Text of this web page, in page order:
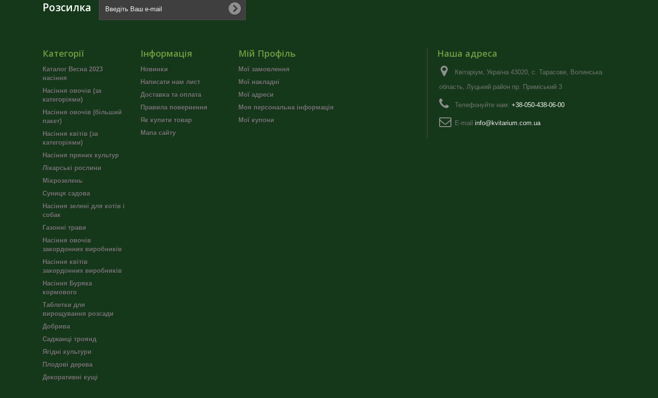
Розсилка
Категорії
Каталог Весна 2023
насіння
Насіння овочів (за
категоріями)
Насіння овочів (більший
пакет)
Насіння квітів (за
категоріями)
Насіння пряних культур
Лікарські рослини
Мікрозелень
Суниця садова
Насіння зелені для котів і
собак
Газонні трави
Насіння овочів
закордонних виробників
Насіння квітів
закордонних виробників
Насіння Буряка
кормового
Таблетки для
вирощування розсади
Добрива
Саджанці троянд
Ягідні культури
Плодові дерева
Декоративні кущі
Інформація
Новинки
Написати нам лист
Доставка та оплата
Правила повернення
Як купити товар
Мапа сайту
Мій Профіль
Мої замовлення
Мої накладні
Мої адреси
Моя персональна інформація
Мої купони
Наша адреса
Квітаріум, Україна 43020, с. Тарасове, Волинська
область, Луцький район пр. Приміський 3
Телефонуйте нам: +38-050-438-06-00
E-maіl info@kvitarium.com.ua